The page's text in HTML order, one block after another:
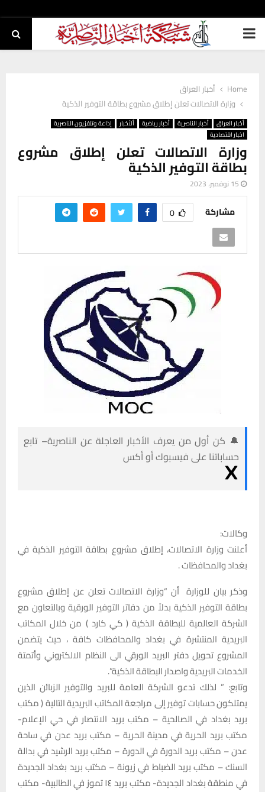
PRIMARY
Home
أخبار العراق
وزارة الاتصالات تعلن إطلاق مشروع بطاقة التوفير الذكية
أخبار العراق أخبار الناصرية أخبار رياضية ألأخبار
إذاعة وتلفزيون الناصرية
اخبار اقتصادية
وزارة الاتصالات تعلن إطلاق مشروع
بطاقة التوفير الذكية
15 نوفمبر، 2023
مشاركة 0
🔔 كن أول من يعرف الأخبار العاجلة عن الناصرية– تابع
حساباتنا على فيسبوك أو أكس
وكالات:
أعلنت وزارة الاتصالات، إطلاق مشروع بطاقة التوفير الذكية في
بغداد والمحافظات .
وذكر بيان للوزارة أن “وزارة الاتصالات تعلن عن إطلاق مشروع
بطاقة التوفير الذكية بدلاً من دفاتر التوفير الورقية وبالتعاون مع
الشركة العالمية للبطاقة الذكية ( كي كارد ) من خلال المكاتب
البريدية المنتشرة في بغداد والمحافظات كافة ، حيث يتضمن
المشروع تحويل دفتر البريد الورقي الى النظام الالكتروني وأتمتة
الخدمات البريدية واصدار البطاقة الذكية”.
وتابع: ” لذلك تدعو الشركة العامة للبريد والتوفير الزبائن الذين
يمتلكون حسابات توفير إلى مراجعة المكاتب البريدية التالية ( مكتب
بريد بغداد في الصالحية – مكتب بريد الانتصار في حي الإعلام-
مكتب بريد الحرية في مدينة الحرية – مكتب بريد عدن في ساحة
عدن – مكتب بريد الدورة في الدورة – مكتب بريد الرشيد في بدالة
السنك – مكتب بريد الضباط في زيونة – مكتب بريد بغداد الجديدة
في منطقة بغداد الجديدة- مكتب بريد ١٤ تموز في الطالبية- مكتب